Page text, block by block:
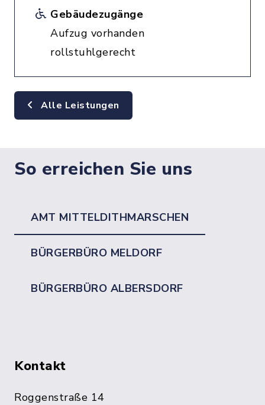
Gebäudezugänge
Aufzug vorhanden
rollstuhlgerecht
Alle Leistungen
So erreichen Sie uns
AMT MITTELDITHMARSCHEN
BÜRGERBÜRO MELDORF
BÜRGERBÜRO ALBERSDORF
Kontakt
Roggenstraße 14